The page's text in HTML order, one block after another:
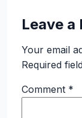
Leave a
Your email
Required
Comment *